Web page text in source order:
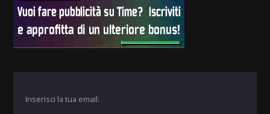
Inserisci la tua email: